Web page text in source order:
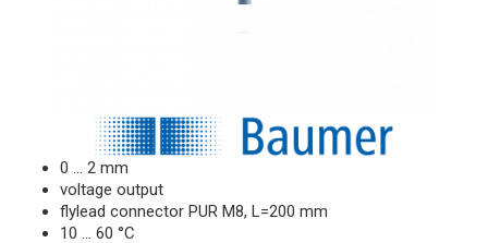
0 … 2 mm
voltage output
flylead connector PUR M8, L=200 mm
10 … 60 °C